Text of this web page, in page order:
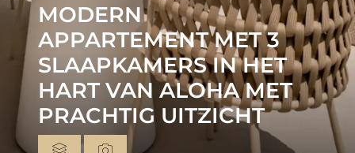
MODERN
APPARTEMENT MET 3
SLAAPKAMERS IN HET
HART VAN ALOHA MET
PRACHTIG UITZICHT